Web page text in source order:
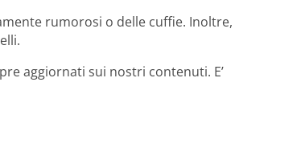
rumorosi o delle cuffie. Inoltre,
aggiornati sui nostri contenuti. E’